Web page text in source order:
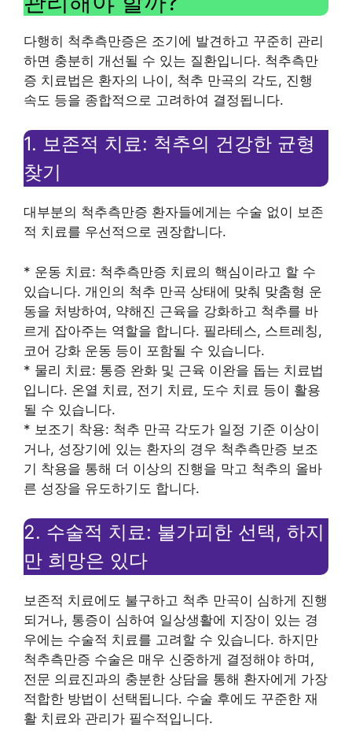
다행히 척추측만증은 조기에 발견하고 꾸준히 관리
하면 충분히 개선될 수 있는 질환입니다. 척추측만
증 치료법은 환자의 나이, 척추 만곡의 각도, 진행
속도 등을 종합적으로 고려하여 결정됩니다.
1. 보존적 치료: 척추의 건강한 균형
찾기
대부분의 척추측만증 환자들에게는 수술 없이 보존
적 치료를 우선적으로 권장합니다.
* 운동 치료: 척추측만증 치료의 핵심이라고 할 수
있습니다. 개인의 척추 만곡 상태에 맞춰 맞춤형 운
동을 처방하여, 약해진 근육을 강화하고 척추를 바
르게 잡아주는 역할을 합니다. 필라테스, 스트레칭,
코어 강화 운동 등이 포함될 수 있습니다.
* 물리 치료: 통증 완화 및 근육 이완을 돕는 치료법
입니다. 온열 치료, 전기 치료, 도수 치료 등이 활용
될 수 있습니다.
* 보조기 착용: 척추 만곡 각도가 일정 기준 이상이
거나, 성장기에 있는 환자의 경우 척추측만증 보조
기 착용을 통해 더 이상의 진행을 막고 척추의 올바
른 성장을 유도하기도 합니다.
2. 수술적 치료: 불가피한 선택, 하지
만 희망은 있다
보존적 치료에도 불구하고 척추 만곡이 심하게 진행
되거나, 통증이 심하여 일상생활에 지장이 있는 경
우에는 수술적 치료를 고려할 수 있습니다. 하지만
척추측만증 수술은 매우 신중하게 결정해야 하며,
전문 의료진과의 충분한 상담을 통해 환자에게 가장
적합한 방법이 선택됩니다. 수술 후에도 꾸준한 재
활 치료와 관리가 필수적입니다.